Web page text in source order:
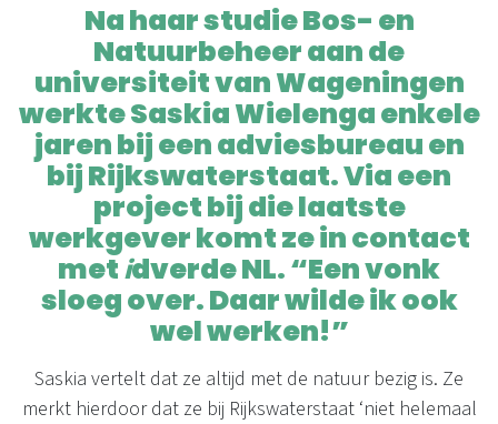
Na haar studie Bos- en
Natuurbeheer aan de
universiteit van Wageningen
werkte Saskia Wielenga enkele
jaren bij een adviesbureau en
bij Rijkswaterstaat. Via een
project bij die laatste
werkgever komt ze in contact
metidverde NL. “Een vonk
sloeg over. Daar wilde ik ook
wel werken!”
Saskia vertelt dat ze altijd met de natuur bezig is. Ze
merkt hierdoor dat ze bij Rijkswaterstaat ‘niet helemaal